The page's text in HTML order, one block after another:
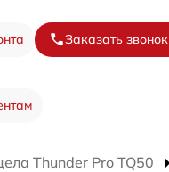
Заказать звонок
Thunder Pro TQ50